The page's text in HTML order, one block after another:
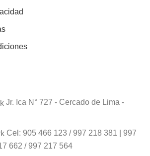
Jr. Ica N° 727 - Cercado de Lima -
Cel: 905 466 123 / 997 218 381 | 997
662 / 997 217 564